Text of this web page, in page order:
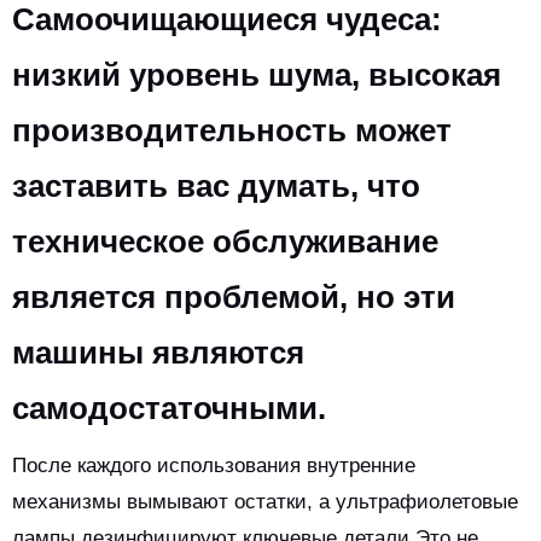
Самоочищающиеся чудеса:
низкий уровень шума, высокая
производительность может
заставить вас думать, что
техническое обслуживание
является проблемой, но эти
машины являются
самодостаточными.
После каждого использования внутренние
механизмы вымывают остатки, а ультрафиолетовые